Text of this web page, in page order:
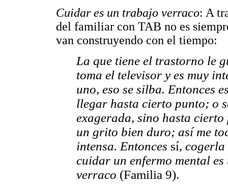
Cuidar es un trabajo verraco: A
del familiar con TAB no es
van construyendo con el tiempo:
La que tiene el trastorno le
toma el televisor y es muy
uno, eso se silba. Entonces
llegar hasta cierto punto; o
exagerada, sino hasta
un grito bien duro; así me
intensa. Entonces sí,
cuidar un enfermo mental
verraco (Familia 9).